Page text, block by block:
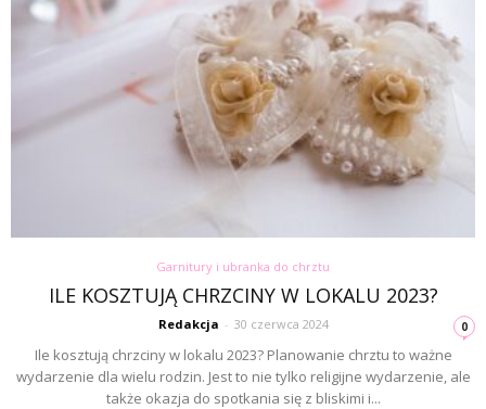
Garnitury i ubranka do chrztu
ILE KOSZTUJĄ CHRZCINY W LOKALU 2023?
Redakcja - 30 czerwca 2024 0
Ile kosztują chrzciny w lokalu 2023? Planowanie chrztu to ważne
wydarzenie dla wielu rodzin. Jest to nie tylko religijne wydarzenie, ale
także okazja do spotkania się z bliskimi i...